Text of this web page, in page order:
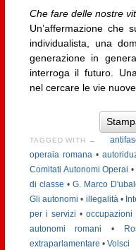
Che fare delle nostre
Un’affermazione che
individualista, una
generazione in
interroga il futuro.
nel cercare le vie
TAGGED WITH →
operaia romana•
Comitati Autonomi Operai •
di classe • G. Marco
Gli autonomi • illegalità•
per i servizi •occupazioni
autonomi romani
•
extraparlamentare • Volsci